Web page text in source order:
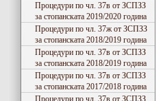
Процедури по чл. 37в от ЗСПЗЗ
за стопанската 2019/2020 година
Процедури по чл. 37ж от ЗСПЗЗ
за стопанската 2018/2019 година
Процедури по чл. 37в от ЗСПЗЗ
за стопанската 2018/2019 година
Процедури по чл. 37в от ЗСПЗЗ
за стопанската 2017/2018 година
Процедури по чл. 37в от ЗСПЗЗ